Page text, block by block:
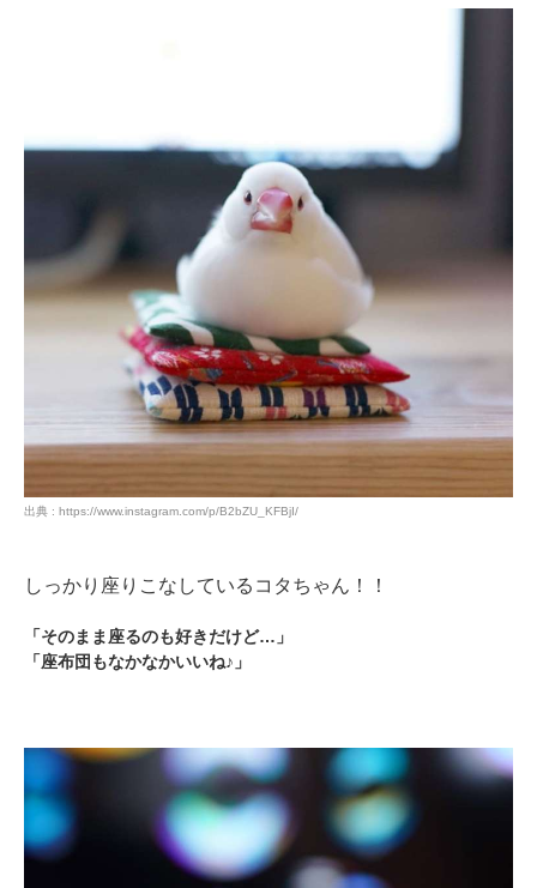
出典 : https://www.instagram.com/p/B2bZU_KFBjI/
しっかり座りこなしているコタちゃん！！
「そのまま座るのも好きだけど…」
「座布団もなかなかいいね♪」